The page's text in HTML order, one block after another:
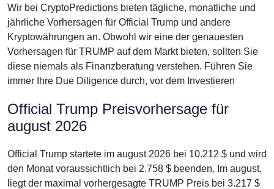
Wir bei CryptoPredictions bieten tägliche, monatliche und
jährliche Vorhersagen für Official Trump und andere
Kryptowährungen an. Obwohl wir eine der genauesten
Vorhersagen für TRUMP auf dem Markt bieten, sollten Sie
diese niemals als Finanzberatung verstehen. Führen Sie
immer Ihre Due Diligence durch, vor dem Investieren
Official Trump Preisvorhersage für
august 2026
Official Trump startete im august 2026 bei 10.212 $ und wird
den Monat voraussichtlich bei 2.758 $ beenden. Im august,
liegt der maximal vorhergesagte TRUMP Preis bei 3.217 $